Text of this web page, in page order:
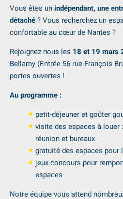
Vous êtes un indépendant, une
détaché ? Vous recherchez un
confortable au cœur de Nantes ?
Rejoignez-nous les 18 et 19 mars
Bellamy (Entrée 56 rue François
portes ouvertes !
Au programme :
petit-déjeuner et goûter
visite des espaces à louer
réunion et bureaux
gratuité des espaces pour
jeux-concours pour
espaces
Notre équipe vous attend